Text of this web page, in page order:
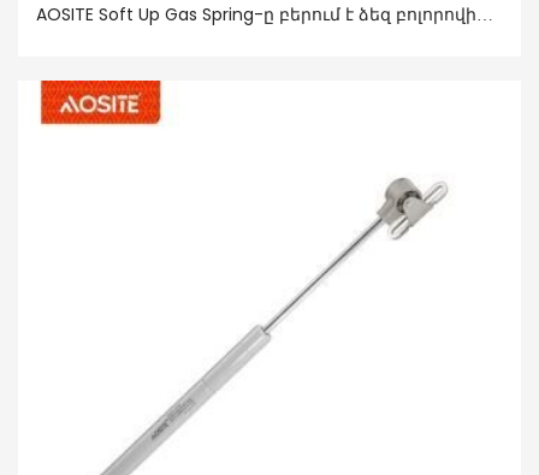
AOSITE Soft Up Gas Spring-ը բերում է ձեզ բոլորովին
զսպանակն ունի հատուկ նախագծված մնալու
դիրքի ֆունկցիա, որը թույլ է տալիս կանգնեցնել
օդաճնշական դեպի վեր շարժում և հիդրավլիկ
դեպի ներքև շարժման տեխնոլոգիա՝ շրջվող դուռն
ինքնաբերաբար բացվում է միայն մեղմ սեղմելով՝
խնայելով ձեզ ժամանակ և ջանք: Հիդրավլիկ ներքև
շարժման դիզայնը արդյունավետորեն
դանդաղեցնում է դռան իջնելը՝ կանխելով
հանկարծակի փակումը և անվտանգության
հնարավոր վտանգները, միաժամանակ
նվազեցնելով աղմուկը։